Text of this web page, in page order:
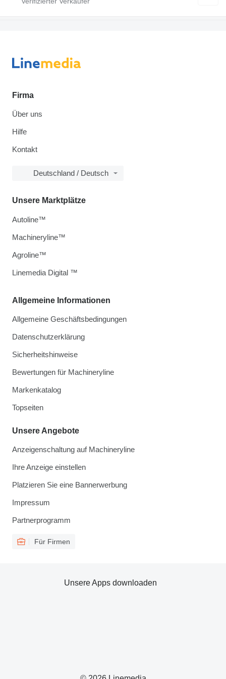
Firma
Über uns
Hilfe
Kontakt
Deutschland / Deutsch
Allgemeine Informationen
Allgemeine Geschäftsbedingungen
Datenschutzerklärung
Sicherheitshinweise
Bewertungen für Machineryline
Markenkatalog
Topseiten
Unsere Angebote
Anzeigenschaltung auf Machineryline
Ihre Anzeige einstellen
Platzieren Sie eine Bannerwerbung
Impressum
Partnerprogramm
Für Firmen
Unsere Marktplätze
Autoline™
Machineryline™
Agroline™
Linemedia Digital ™
Unsere Apps downloaden